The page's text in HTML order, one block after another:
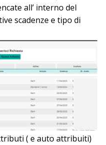
all’ interno del
scadenze e tipo di
( e auto attribuiti)